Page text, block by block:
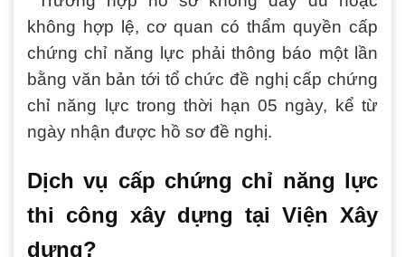
không hợp lệ, cơ quan có thẩm quyền cấp
chứng chỉ năng lực phải thông báo một lần
bằng văn bản tới tổ chức đề nghị cấp chứng
chỉ năng lực trong thời hạn 05 ngày, kể từ
ngày nhận được hồ sơ đề nghị.
Dịch vụ cấp chứng chỉ năng lực
thi công xây dựng tại Viện Xây
dựng?